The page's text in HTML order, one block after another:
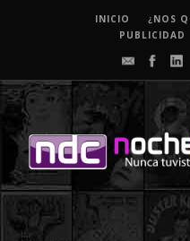
INICIO
¿NOS
PUBLICIDAD